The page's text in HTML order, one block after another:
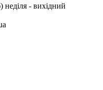
- вихідний